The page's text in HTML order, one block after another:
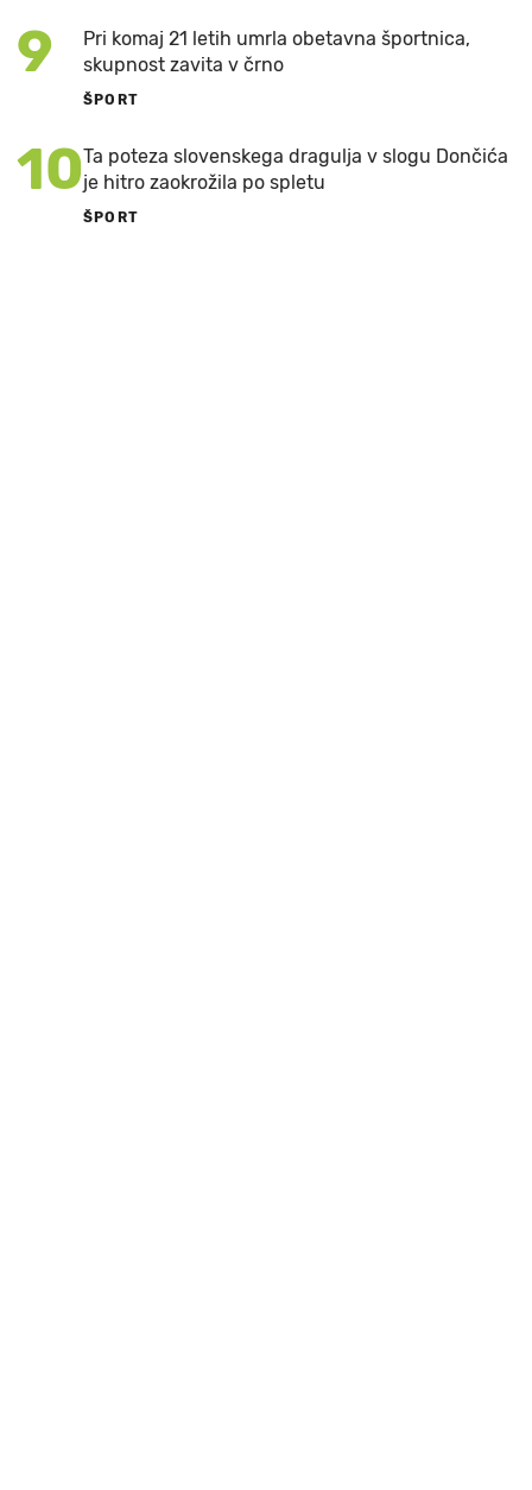
9
Pri komaj 21 letih umrla obetavna športnica,
skupnost zavita v črno
ŠPORT
10Ta poteza slovenskega dragulja v slogu Dončića
je hitro zaokrožila po spletu
ŠPORT